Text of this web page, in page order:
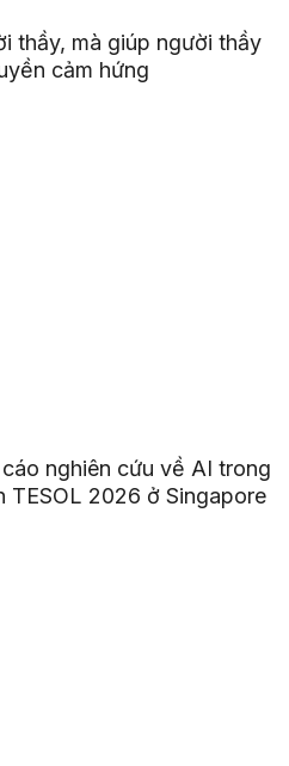
thầy, mà giúp người thầy
cảm hứng
nghiên cứu về AI trong
TESOL 2026 ở Singapore